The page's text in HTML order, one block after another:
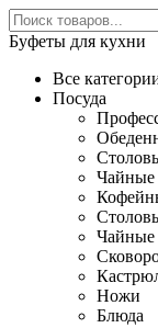
Буфеты для кухни
Все
Посуда
Чайные
Чайные
Ножи
Блюда